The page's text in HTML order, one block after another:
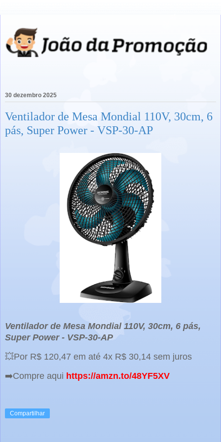
30 dezembro 2025
Ventilador de Mesa Mondial 110V, 30cm, 6
pás, Super Power - VSP-30-AP
Ventilador de Mesa Mondial 110V, 30cm, 6 pás,
Super Power - VSP-30-AP
💥Por R$ 120,47 em até 4x R$ 30,14 sem juros
➡️Compre aqui https://amzn.to/48YF5XV
Compartilhar